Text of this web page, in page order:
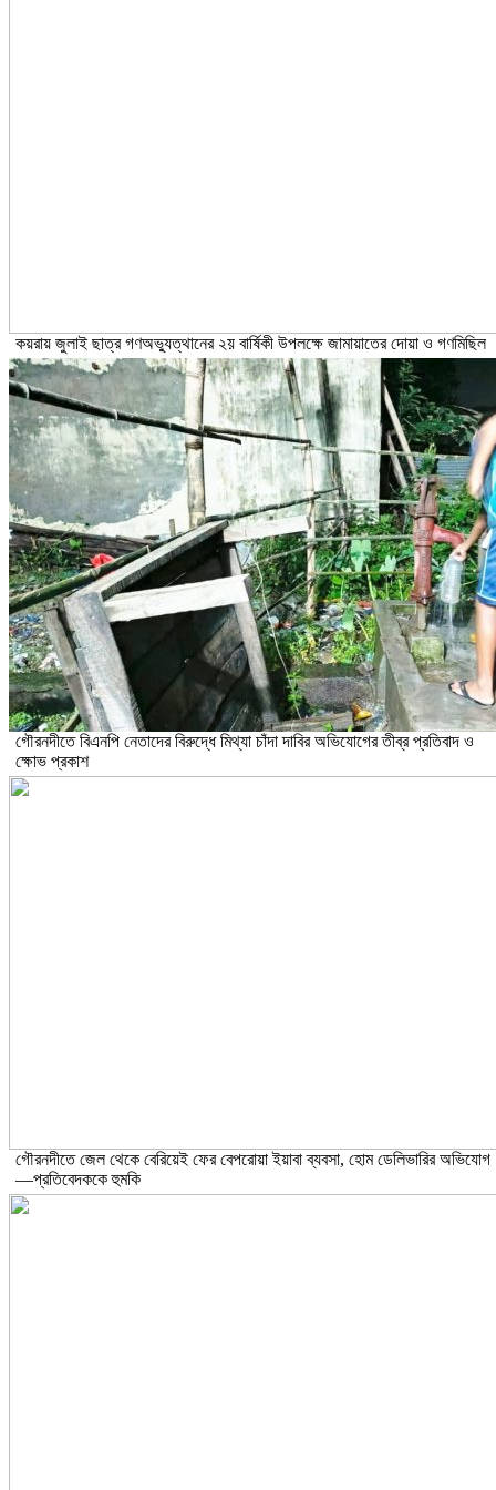
কয়রায় জুলাই ছাত্র গণঅভ্যুত্থানের ২য় বার্ষিকী উপলক্ষে জামায়াতের দোয়া ও গণমিছিল
গৌরনদীতে বিএনপি নেতাদের বিরুদ্ধে মিথ্যা চাঁদা দাবির অভিযোগের তীব্র প্রতিবাদ ও
ক্ষোভ প্রকাশ
গৌরনদীতে জেল থেকে বেরিয়েই ফের বেপরোয়া ইয়াবা ব্যবসা, হোম ডেলিভারির অভিযোগ
—প্রতিবেদককে হুমকি